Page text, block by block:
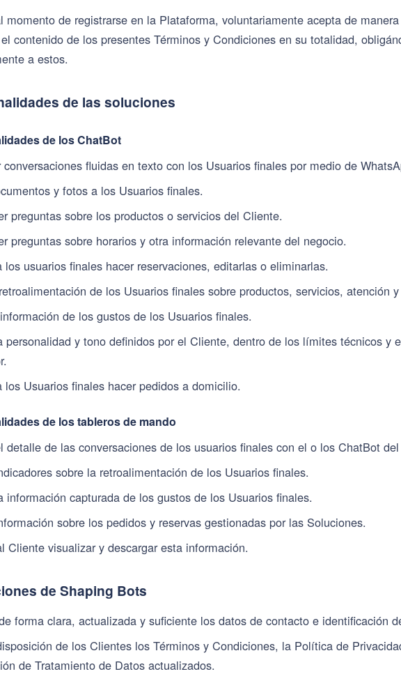
momento de registrarse en la Plataforma, voluntariamente acepta de
contenido de los presentes Términos y Condiciones en su totalidad,
a estos.
de las soluciones
de los ChatBot
conversaciones fluidas en texto con los Usuarios finales por medio de
y fotos a los Usuarios finales.
preguntas sobre los productos o servicios del Cliente.
preguntas sobre horarios y otra información relevante del negocio.
los usuarios finales hacer reservaciones, editarlas o eliminarlas.
de los Usuarios finales sobre productos, servicios, atención y
de los gustos de los Usuarios finales.
personalidad y tono definidos por el Cliente, dentro de los límites técnicos y
los Usuarios finales hacer pedidos a domicilio.
de los tableros de mando
detalle de las conversaciones de los usuarios finales con el o los ChatBot
sobre la retroalimentación de los Usuarios finales.
información capturada de los gustos de los Usuarios finales.
sobre los pedidos y reservas gestionadas por las Soluciones.
Cliente visualizar y descargar esta información.
de Shaping Bots
forma clara, actualizada y suficiente los datos de contacto e identificación
de los Clientes los Términos y Condiciones, la Política de
de Tratamiento de Datos actualizados.